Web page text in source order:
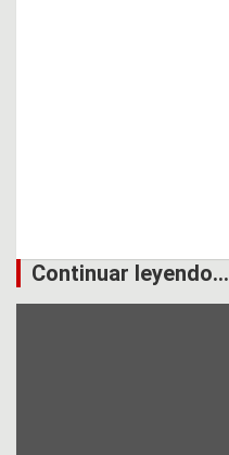
Continuar leyendo...